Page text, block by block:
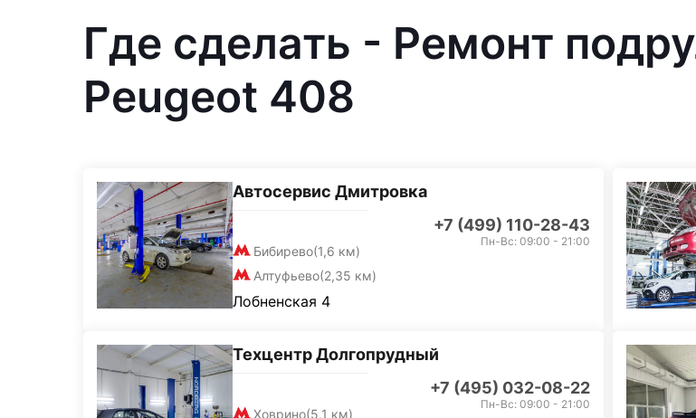
Где сделать - Ремонт
Peugeot 408
Автосервис Дмитровка
+7 (499) 110-28-43
Бибирево(1,6 км)
Алтуфьево(2,35 км)
Пн-Вс: 09:00 - 21:00
Лобненская 4
Техцентр Долгопрудный
+7 (495) 032-08-22
Ховрино(5,1 км)
Пн-Вс: 09:00 - 21:00